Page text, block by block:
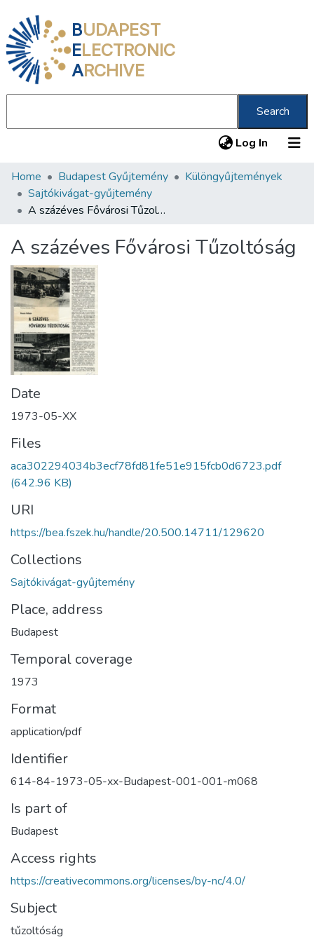
BUDAPEST
ELECTRONIC
ARCHIVE
Search
Log In (current)
Communities & Collections
All of DSpace
About us
Home Budapest Gyűjtemény
Különgyűjtemények
Sajtókivágat-gyűjtemény
A százéves Fővárosi Tűzoltóság
A százéves Fővárosi Tűzoltóság
Date
1973-05-XX
Files
aca302294034b3ecf78fd81fe51e915fcb0d6723.pdf
(642.96 KB)
URI
https://bea.fszek.hu/handle/20.500.14711/129620
Collections
Sajtókivágat-gyűjtemény
Place, address
Budapest
Temporal coverage
1973
Format
application/pdf
Identifier
614-84-1973-05-xx-Budapest-001-001-m068
Is part of
Budapest
Access rights
https://creativecommons.org/licenses/by-nc/4.0/
Subject
tűzoltóság